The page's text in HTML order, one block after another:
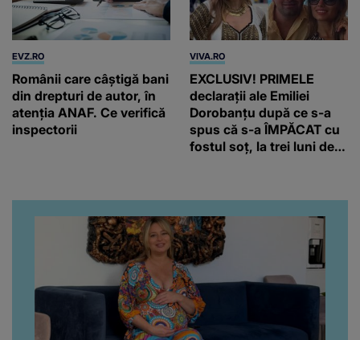
EVZ.RO
Românii care câștigă bani
din drepturi de autor, în
atenția ANAF. Ce verifică
inspectorii
VIVA.RO
EXCLUSIV! PRIMELE
declarații ale Emiliei
Dorobanțu după ce s-a
spus că s-a ÎMPĂCAT cu
fostul soț, la trei luni de
artistă i-a lăsat MASCĂ
pe toți. De data aceasta,
chiar a rupt tăcerea:
”Poate că aveam să ne
spunem, să ne...”